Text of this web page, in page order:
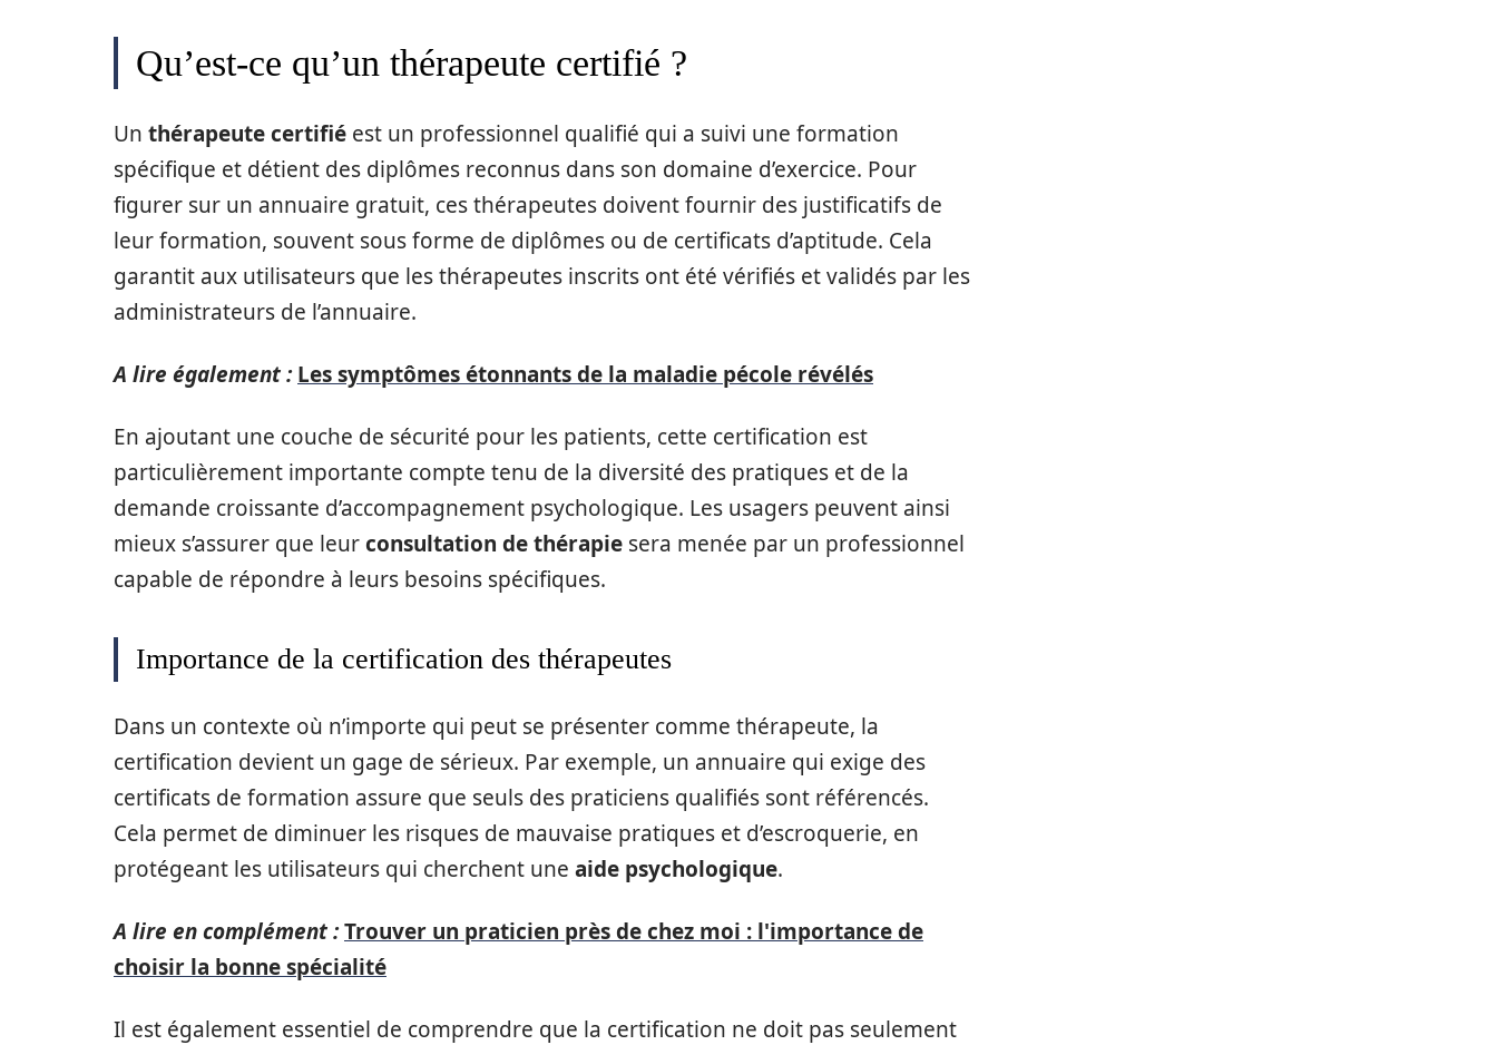
Qu’est-ce qu’un thérapeute certifié ?
Un thérapeute certifié est un professionnel qualifié qui a suivi une formation
spécifique et détient des diplômes reconnus dans son domaine d’exercice. Pour
figurer sur un annuaire gratuit, ces thérapeutes doivent fournir des justificatifs de
leur formation, souvent sous forme de diplômes ou de certificats d’aptitude. Cela
garantit aux utilisateurs que les thérapeutes inscrits ont été vérifiés et validés par les
administrateurs de l’annuaire.
A lire également : Les symptômes étonnants de la maladie pécole révélés
En ajoutant une couche de sécurité pour les patients, cette certification est
particulièrement importante compte tenu de la diversité des pratiques et de la
demande croissante d’accompagnement psychologique. Les usagers peuvent ainsi
mieux s’assurer que leurconsultation de thérapie sera menée par un professionnel
capable de répondre à leurs besoins spécifiques.
Importance de la certification des thérapeutes
Dans un contexte où n’importe qui peut se présenter comme thérapeute, la
certification devient un gage de sérieux. Par exemple, un annuaire qui exige des
certificats de formation assure que seuls des praticiens qualifiés sont référencés.
Cela permet de diminuer les risques de mauvaise pratiques et d’escroquerie, en
protégeant les utilisateurs qui cherchent une aide psychologique.
A lire en complément :Trouver un praticien près de chez moi : l'importance de
choisir la bonne spécialité
Il est également essentiel de comprendre que la certification ne doit pas seulement